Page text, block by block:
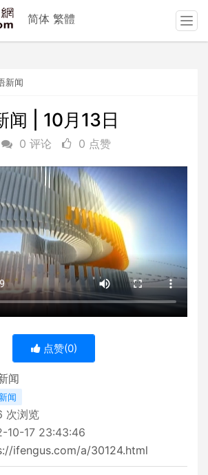
新闻
闻 | 10月13日
0 评论 0 点赞
点赞(0)
闻
闻
次浏览
10-17 23:43:46
ifengus.com/a/30124.html
简体 繁體
T
o